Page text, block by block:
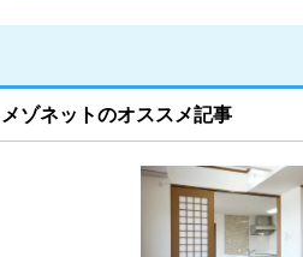
メゾネットのオススメ記事